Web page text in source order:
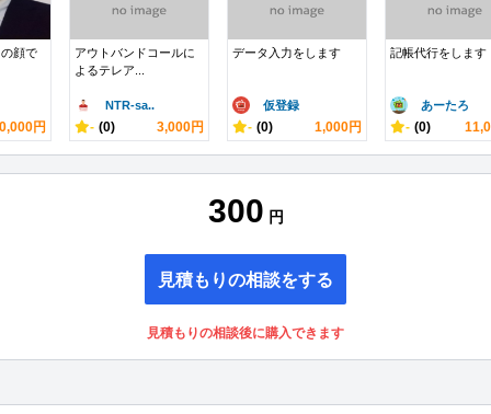
顔で
円
アウトバンドコールに
よるテレア...
NTR-sa..
- (0) 3,000円
データ入力をします
仮登録
- (0) 1,000円
記帳代行をします
あーたろ
- (0)
300 円
見積もりの相談をする
見積もりの相談後に購入できます